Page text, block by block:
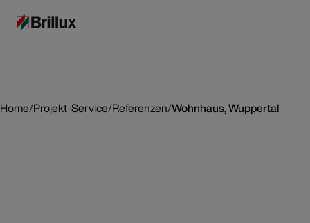
Home/Projekt-Service/Referenzen/Wohnhaus, Wuppertal